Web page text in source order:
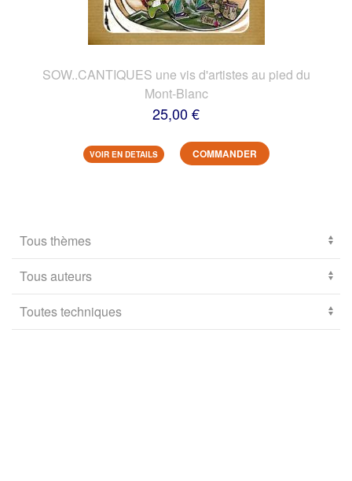
SOW..CANTIQUES une vis d'artistes au pied du
Mont-Blanc
25,00 €
VOIR EN DETAILS COMMANDER